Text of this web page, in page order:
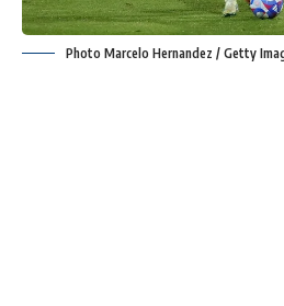
Photo Marcelo Hernandez / Getty